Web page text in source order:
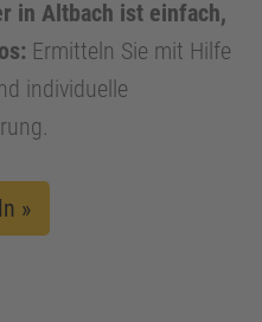
in Altbach ist einfach,
Ermitteln Sie mit Hilfe
individuelle
»